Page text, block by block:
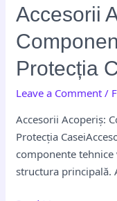
Accesorii
Protecția
Leave a Comment /
Accesorii Acoperiș:
Protecția
componente tehnice
structura principală.
Accesorii
Acoperiș:
Componente
Esențiale
pentru
Protecția